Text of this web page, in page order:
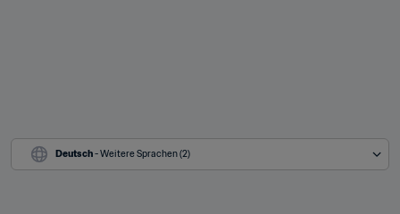
Deutsch - Weitere Sprachen (2)